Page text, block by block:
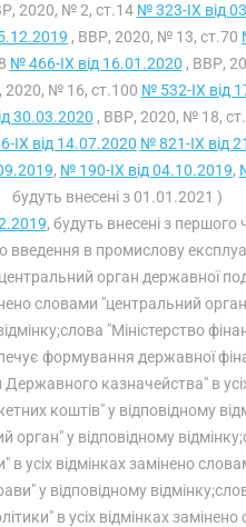
2020, № 2, ст.14 № 323-IX від
, ВВР, 2020, № 13, ст.70
№ 466-IX від 16.01.2020 , ВВР,
2020, № 16, ст.100 № 532-IX від
30.03.2020 , ВВР, 2020, № 18,
IX від 14.07.2020 № 821-IX від
, № 190-IX від 04.10.2019,
будуть внесені з 01.01.2021 )
, будуть внесені з
в промислову
орган державної
словами "центральний
"Міністерство
формування державної
казначейства" в
коштів" у відповідному
орган" у відповідному
в усіх відмінках замінено
у відповідному
в усіх відмінках